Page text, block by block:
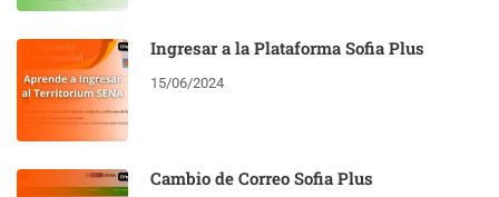
Ingresar a la Plataforma Sofia Plus
15/06/2024
Cambio de Correo Sofia Plus